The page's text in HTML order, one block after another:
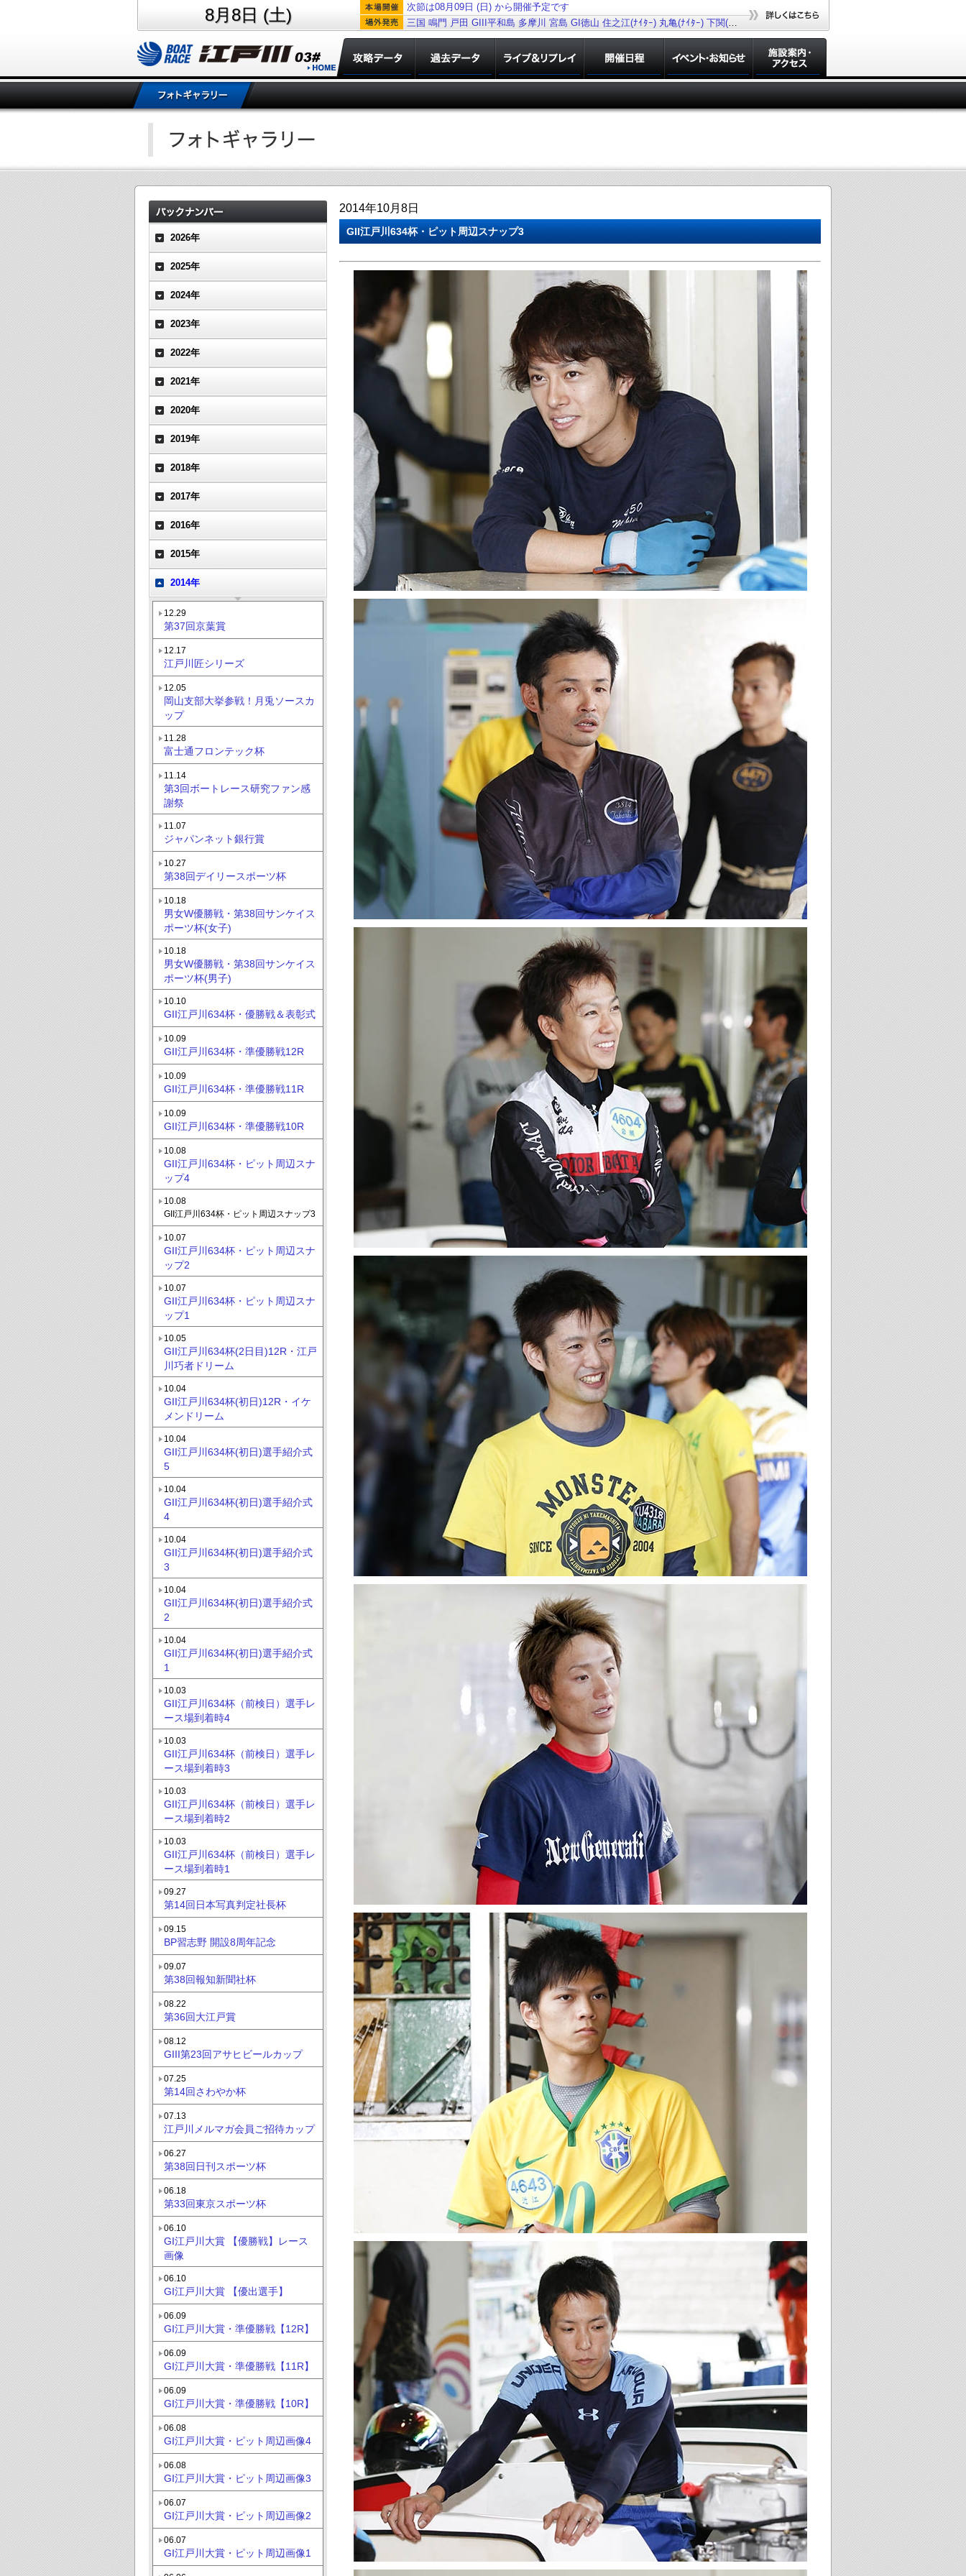
8月8日 (土)
次節は08月09日 (日) から開催予定です
三国 鳴門 戸田 GIII平和島 多摩川 宮島 GI徳山 住之江(ﾅｲﾀｰ) 丸亀(ﾅｲﾀｰ) 下関(ﾅｲﾀｰ) 若松(ﾅｲﾀｰ)
2026年
2025年
2024年
2023年
2022年
2021年
2020年
2019年
2018年
2017年
2016年
2015年
2014年
12.29
第37回京葉賞
12.17
江戸川匠シリーズ
12.05
岡山支部大挙参戦！月兎ソースカ
ップ
11.28
富士通フロンテック杯
11.14
第3回ボートレース研究ファン感
謝祭
11.07
ジャパンネット銀行賞
10.27
第38回デイリースポーツ杯
10.18
男女W優勝戦・第38回サンケイス
ポーツ杯(女子)
10.18
男女W優勝戦・第38回サンケイス
ポーツ杯(男子)
10.10
GII江戸川634杯・優勝戦＆表彰式
10.09
GII江戸川634杯・準優勝戦12R
10.09
GII江戸川634杯・準優勝戦11R
10.09
GII江戸川634杯・準優勝戦10R
10.08
GII江戸川634杯・ピット周辺スナ
ップ4
10.08
GII江戸川634杯・ピット周辺スナップ3
10.07
GII江戸川634杯・ピット周辺スナ
ップ2
10.07
GII江戸川634杯・ピット周辺スナ
ップ1
10.05
GII江戸川634杯(2日目)12R・江戸
川巧者ドリーム
10.04
GII江戸川634杯(初日)12R・イケ
メンドリーム
10.04
GII江戸川634杯(初日)選手紹介式
5
10.04
GII江戸川634杯(初日)選手紹介式
4
10.04
GII江戸川634杯(初日)選手紹介式
3
10.04
GII江戸川634杯(初日)選手紹介式
2
10.04
GII江戸川634杯(初日)選手紹介式
1
10.03
GII江戸川634杯（前検日）選手レ
ース場到着時4
10.03
GII江戸川634杯（前検日）選手レ
ース場到着時3
10.03
GII江戸川634杯（前検日）選手レ
ース場到着時2
10.03
GII江戸川634杯（前検日）選手レ
ース場到着時1
09.27
第14回日本写真判定社長杯
09.15
BP習志野 開設8周年記念
09.07
第38回報知新聞社杯
08.22
第36回大江戸賞
08.12
GIII第23回アサヒビールカップ
07.25
第14回さわやか杯
07.13
江戸川メルマガ会員ご招待カップ
06.27
第38回日刊スポーツ杯
06.18
第33回東京スポーツ杯
06.10
GI江戸川大賞 【優勝戦】レース
画像
06.10
GI江戸川大賞 【優出選手】
06.09
GI江戸川大賞・準優勝戦【12R】
06.09
GI江戸川大賞・準優勝戦【11R】
06.09
GI江戸川大賞・準優勝戦【10R】
06.08
GI江戸川大賞・ピット周辺画像4
06.08
GI江戸川大賞・ピット周辺画像3
06.07
GI江戸川大賞・ピット周辺画像2
06.07
GI江戸川大賞・ピット周辺画像1
2014年10月8日
GII江戸川634杯・ピット周辺スナップ3